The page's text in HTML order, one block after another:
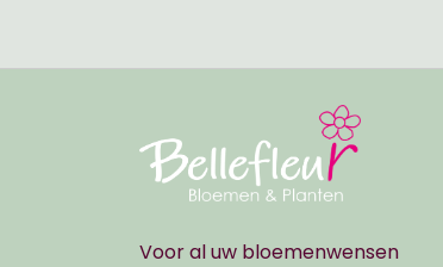
Voor al uw bloemenwensen